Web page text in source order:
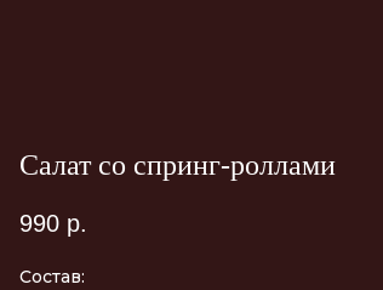
Салат со спринг-роллами
990 р.
Состав: